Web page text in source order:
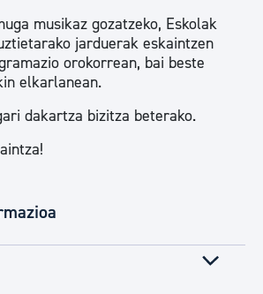
musikaz gozatzeko, Eskolak
jarduerak eskaintzen
orokorrean, bai beste
elkarlanean.
dakartza bizitza beterako.